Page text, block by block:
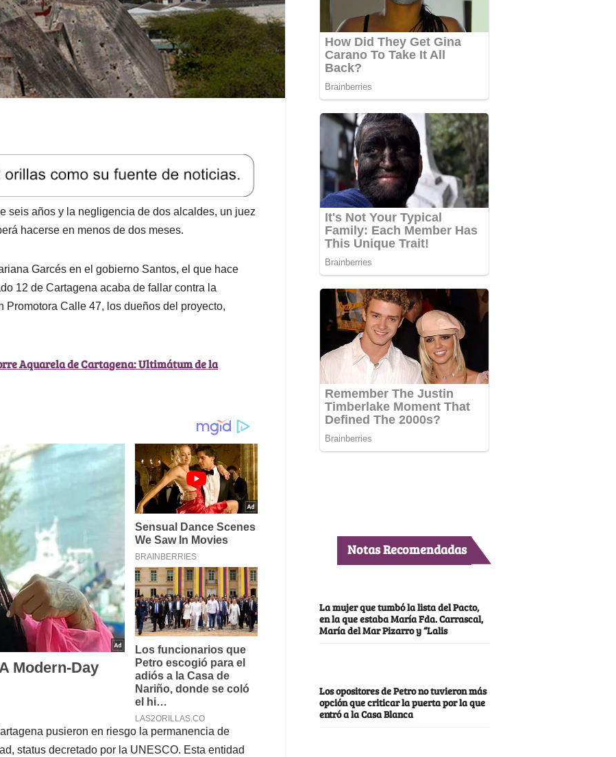
seis años y la negligencia de dos alcaldes, un juez
hacerse en menos de dos meses.
Garcés en el gobierno Santos, el que hace
12 de Cartagena acaba de fallar contra la
Calle 47, los dueños del proyecto,
Aquarela de Cartagena: Ultimátum de la
pusieron en riesgo la permanencia de
status decretado por la UNESCO. Esta entidad
Notas Recomendadas
La mujer que tumbó la lista del Pacto,
en la que estaba María Fda. Carrascal,
María del Mar Pizarro y “Lalis
Los opositores de Petro no tuvieron más
opción que criticar la puerta por la que
entró a la Casa Blanca